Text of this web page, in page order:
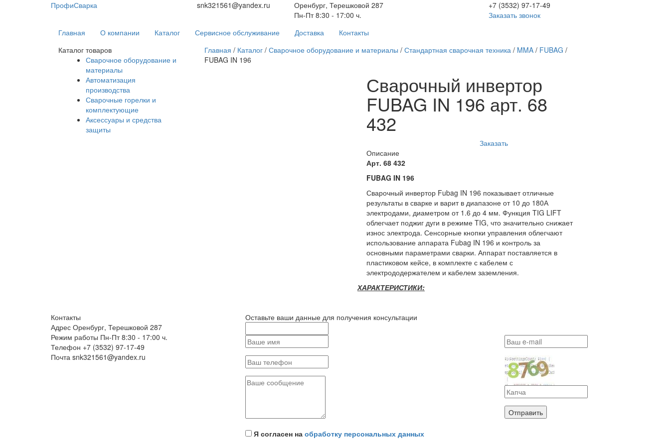
ПрофиСварка snk321561@yandex.ru
Оренбург, Терешковой 287
Пн-Пт 8:30 - 17:00 ч.
+7 (3532) 97-17-49
Заказать звонок
Главная
О компании Каталог Сервисное обслуживание Доставка
Контакты
Каталог товаров
Сварочное оборудование и
материалы
Автоматизация
производства
Сварочные горелки и
комплектующие
Аксессуары и средства
защиты
Главная / Каталог/ Сварочное оборудование и материалы / Стандартная сварочная техника/ MMA/ FUBAG /
FUBAG IN 196
Сварочный инвертор
FUBAG IN 196 арт. 68
432
Заказать
Описание
Арт. 68 432
FUBAG IN 196
Сварочный инвертор Fubag IN 196 показывает отличные
результаты в сварке и варит в диапазоне от 10 до 180А
электродами, диаметром от 1.6 до 4 мм. Функция TIG LIFT
облегчает поджиг дуги в режиме TIG, что значительно снижает
износ электрода. Сенсорные кнопки управления облегчают
использование аппарата Fubag IN 196 и контроль за
основными параметрами сварки. Аппарат поставляется в
пластиковом кейсе, в комплекте с кабелем с
электрододержателем и кабелем заземления.
ХАРАКТЕРИСТИКИ:
Контакты
Адрес Оренбург, Терешковой 287
Режим работы Пн-Пт 8:30 - 17:00 ч.
Телефон +7 (3532) 97-17-49
Почта snk321561@yandex.ru
Оставьте ваши данные для получения консультации
Я согласен на обработку персональных данных
Отправить